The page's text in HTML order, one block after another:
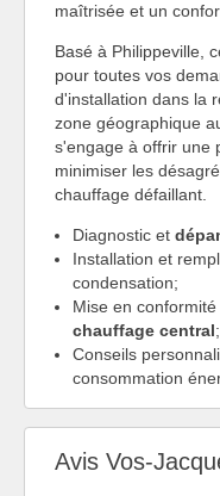
maîtrisée et un
Basé à Philippeville,
pour toutes vos
d'installation dans la
zone géographique
s'engage à offrir une
minimiser les
chauffage défaillant.
Diagnostic et
Installation et
condensation;
Mise en
chauffage central;
Conseils
consommation
Avis Vos-